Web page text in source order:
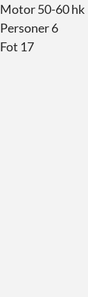
Motor 50-60 hk
Personer 6
Fot 17